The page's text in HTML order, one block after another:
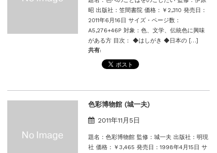
昭 出版社：笠間書院 価格：￥2,310 発売日：
2011年6月16日 サイズ・ページ数：
A5,276+46P 対象：色、文学、伝統色に興味
がある方 目次： ◆はしがき ◆日本の […]
共有:
色彩博物館 (城一夫)
2011年11月5日
題名：色彩博物館 監修：城一夫 出版社：明現
社 価格：￥3,465 発売日：1998年4月15日 サ